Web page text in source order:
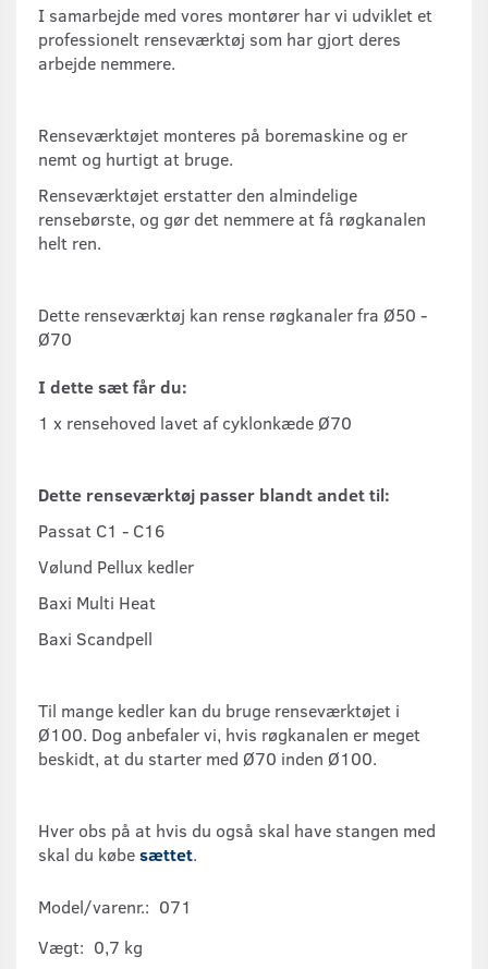
I samarbejde med vores montører har vi udviklet et
professionelt renseværktøj som har gjort deres
arbejde nemmere.
Renseværktøjet monteres på boremaskine og er
nemt og hurtigt at bruge.
Renseværktøjet erstatter den almindelige
rensebørste, og gør det nemmere at få røgkanalen
helt ren.
Dette renseværktøj kan rense røgkanaler fra Ø50 -
Ø70
I dette sæt får du:
1 x rensehoved lavet af cyklonkæde Ø70
Dette renseværktøj passer blandt andet til:
Passat C1 - C16
Vølund Pellux kedler
Baxi Multi Heat
Baxi Scandpell
Til mange kedler kan du bruge renseværktøjet i
Ø100. Dog anbefaler vi, hvis røgkanalen er meget
beskidt, at du starter med Ø70 inden Ø100.
Hver obs på at hvis du også skal have stangen med
skal du købesættet.
Model/varenr.: 071
Vægt: 0,7 kg